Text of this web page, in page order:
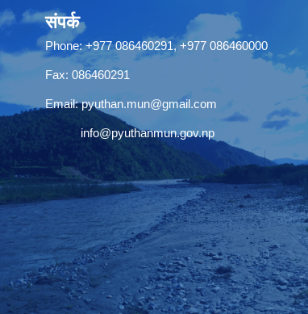
संपर्क
Phone: +977 086460291, +977 086460000
Fax: 086460291
Email:pyuthan.mun@gmail.com
info@pyuthanmun.gov.np